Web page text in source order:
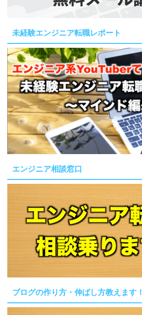
未経験エンジニア転職レポート
エンジニア相談窓口
ブログの作り方・伸ばし方教えます！